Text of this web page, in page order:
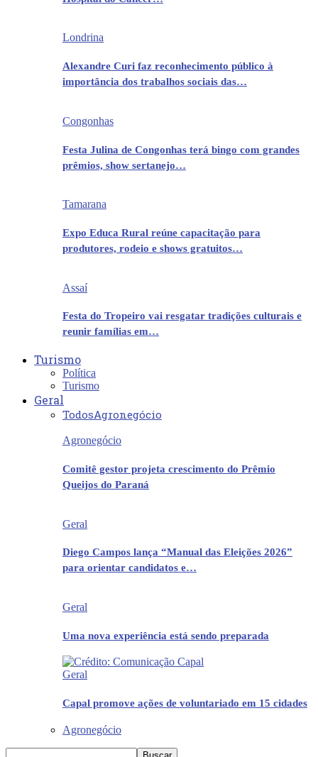
Londrina
Alexandre Curi faz reconhecimento público à
importância dos trabalhos sociais das…
Congonhas
Festa Julina de Congonhas terá bingo com grandes
prêmios, show sertanejo…
Tamarana
Expo Educa Rural reúne capacitação para
produtores, rodeio e shows gratuitos…
Assaí
Festa do Tropeiro vai resgatar tradições culturais e
reunir famílias em…
Turismo
Política
Turismo
Geral
TodosAgronegócio
Agronegócio
Comitê gestor projeta crescimento do Prêmio
Queijos do Paraná
Geral
Diego Campos lança “Manual das Eleições 2026”
para orientar candidatos e…
Geral
Uma nova experiência está sendo preparada
Geral
Capal promove ações de voluntariado em 15 cidades
Agronegócio